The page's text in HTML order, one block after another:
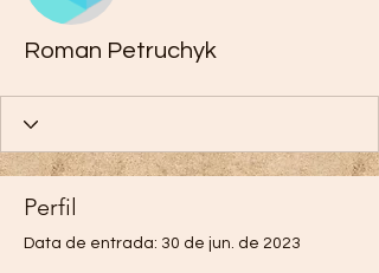
Roman Petruchyk
Perfil
Data de entrada: 30 de jun. de 2023